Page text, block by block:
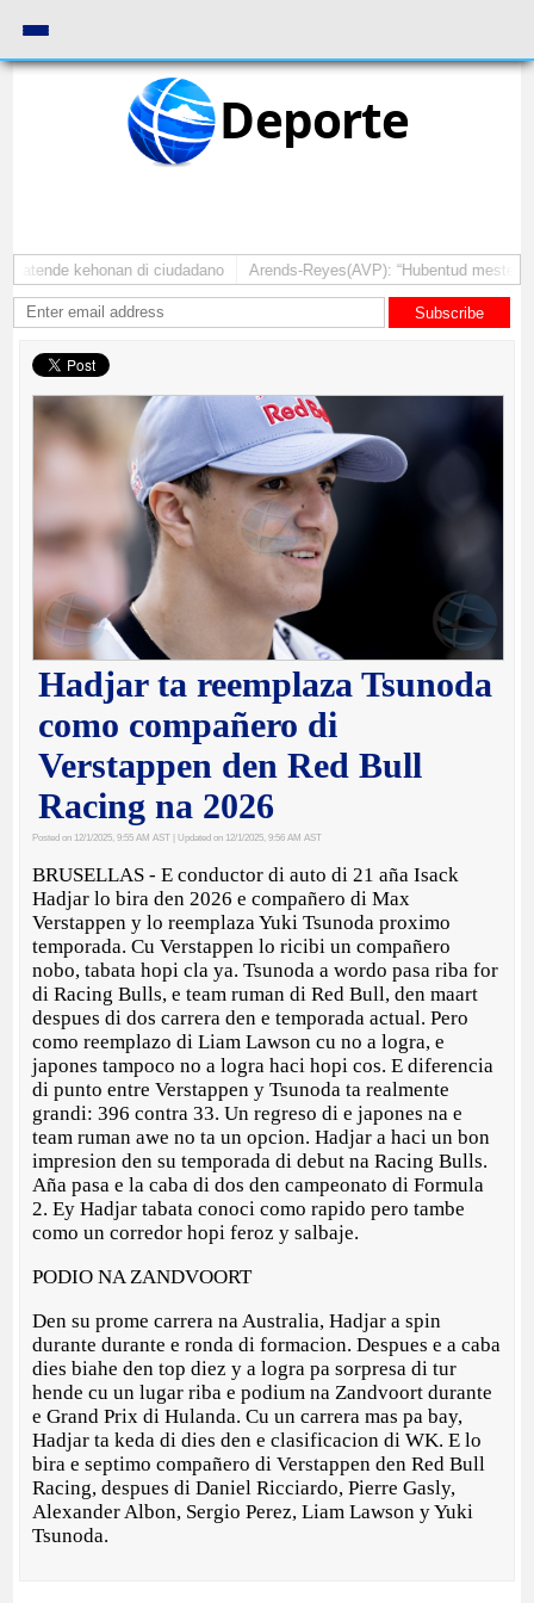
Deporte
atende kehonan di ciudadano Arends-Reyes(AVP): “Hubentud mester
Subscribe
Hadjar ta reemplaza Tsunoda
como compañero di
Verstappen den Red Bull
Racing na 2026
Posted on 12/1/2025, 9:55 AM AST | Updated on 12/1/2025, 9:56 AM AST
BRUSELLAS - E conductor di auto di 21 aña Isack
Hadjar lo bira den 2026 e compañero di Max
Verstappen y lo reemplaza Yuki Tsunoda proximo
temporada. Cu Verstappen lo ricibi un compañero
nobo, tabata hopi cla ya. Tsunoda a wordo pasa riba for
di Racing Bulls, e team ruman di Red Bull, den maart
despues di dos carrera den e temporada actual. Pero
como reemplazo di Liam Lawson cu no a logra, e
japones tampoco no a logra haci hopi cos. E diferencia
di punto entre Verstappen y Tsunoda ta realmente
grandi: 396 contra 33. Un regreso di e japones na e
team ruman awe no ta un opcion. Hadjar a haci un bon
impresion den su temporada di debut na Racing Bulls.
Aña pasa e la caba di dos den campeonato di Formula
2. Ey Hadjar tabata conoci como rapido pero tambe
como un corredor hopi feroz y salbaje.
PODIO NA ZANDVOORT
Den su prome carrera na Australia, Hadjar a spin
durante durante e ronda di formacion. Despues e a caba
dies biahe den top diez y a logra pa sorpresa di tur
hende cu un lugar riba e podium na Zandvoort durante
e Grand Prix di Hulanda. Cu un carrera mas pa bay,
Hadjar ta keda di dies den e clasificacion di WK. E lo
bira e septimo compañero di Verstappen den Red Bull
Racing, despues di Daniel Ricciardo, Pierre Gasly,
Alexander Albon, Sergio Perez, Liam Lawson y Yuki
Tsunoda.